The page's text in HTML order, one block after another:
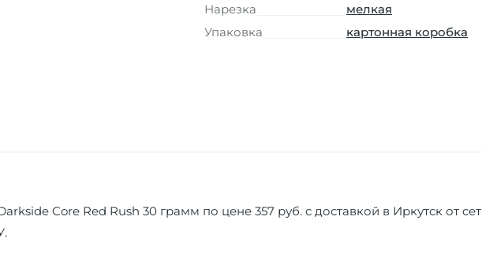
Нарезка
мелкая
Упаковка
картонная коробка
Core Red Rush 30 грамм по цене 357 руб. с доставкой в Иркутск от